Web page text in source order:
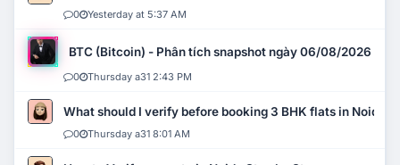
0 Yesterday at 5:37 AM
BTC (Bitcoin) - Phân tích snapshot ngày 06/08/2026
0 Thursday a31 2:43 PM
What should I verify before booking 3 BHK flats in Noida?
0 Thursday a31 8:01 AM